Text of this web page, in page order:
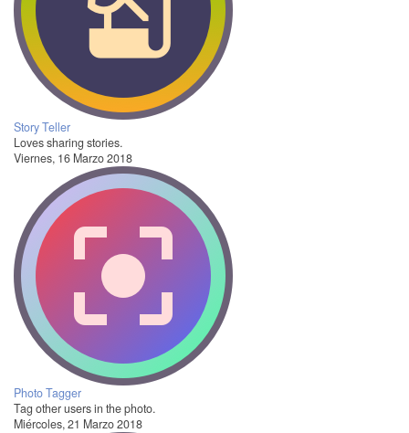
Story Teller
Loves sharing stories.
Viernes, 16 Marzo 2018
Photo Tagger
Tag other users in the photo.
Miércoles, 21 Marzo 2018